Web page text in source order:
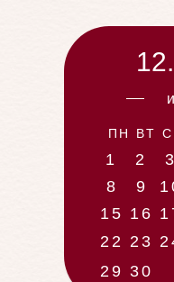
30
29
3
23
22
16
15
2
8
9
1
ПН ВТ